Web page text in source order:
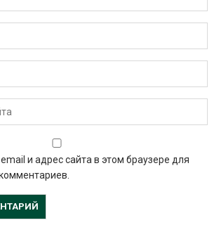
и адрес сайта в этом браузере для